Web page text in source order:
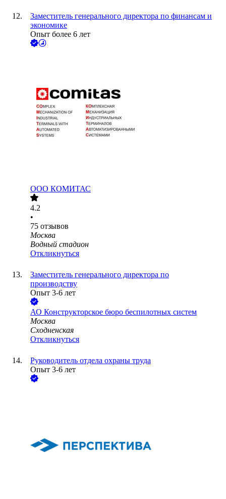
Заместитель генерального директора по финансам и
экономике
Опыт более 6 лет
ООО КОМИТАС
4.2
•
75 отзывов
Москва
Водный стадион
Откликнуться
Заместитель генерального директора по
производству
Опыт 3-6 лет
АО Конструкторское бюро беспилотных систем
Москва
Сходненская
Откликнуться
Руководитель отдела охраны труда
Опыт 3-6 лет